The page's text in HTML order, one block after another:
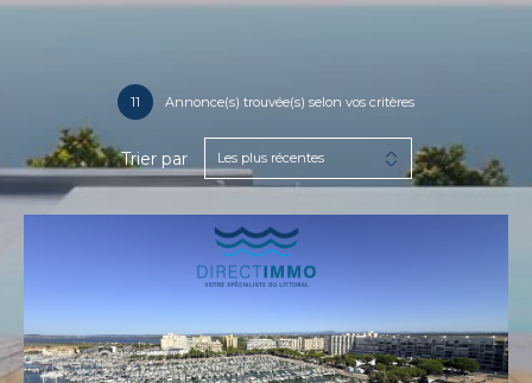
11 Annonce(s) trouvée(s) selon vos critères
Trier par Les plus récentes